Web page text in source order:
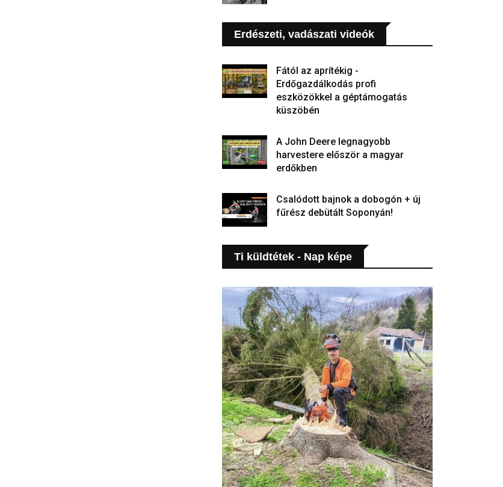
Erdészeti, vadászati videók
Fától az aprítékig -
Erdőgazdálkodás profi
eszközökkel a géptámogatás
küszöbén
A John Deere legnagyobb
harvestere először a magyar
erdőkben
Csalódott bajnok a dobogón + új
fűrész debütált Soponyán!
Ti küldtétek - Nap képe